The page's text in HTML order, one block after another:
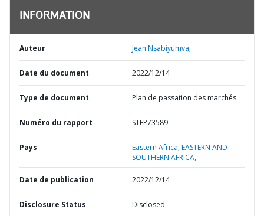
INFORMATION
Auteur Jean Nsabiyumva;
Date du document 2022/12/14
Type de document Plan de passation des marchés
Numéro du rapport STEP73589
Pays Eastern Africa,EASTERN AND
SOUTHERN AFRICA,
Date de publication 2022/12/14
Disclosure Status Disclosed